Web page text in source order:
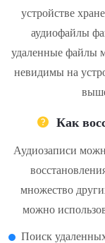
устройстве
аудиофайлы
удаленные файлы
невидимы на
Как
Аудиозаписи
множество
можно
Поиск